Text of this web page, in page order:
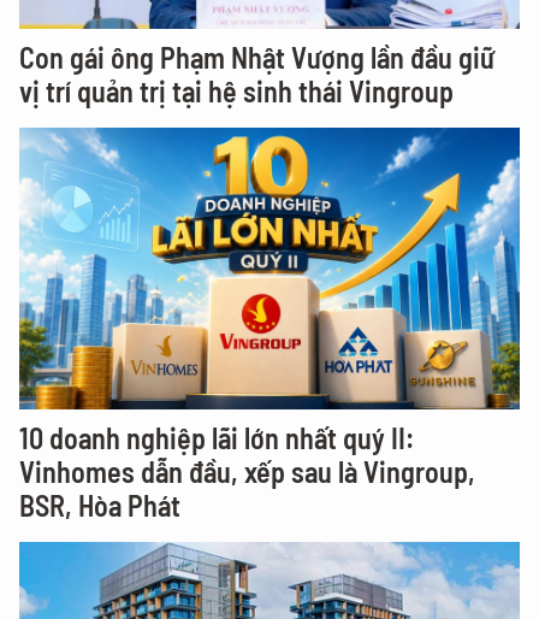
Con gái ông Phạm Nhật Vượng lần đầu giữ
vị trí quản trị tại hệ sinh thái Vingroup
10 doanh nghiệp lãi lớn nhất quý II:
Vinhomes dẫn đầu, xếp sau là Vingroup,
BSR, Hòa Phát